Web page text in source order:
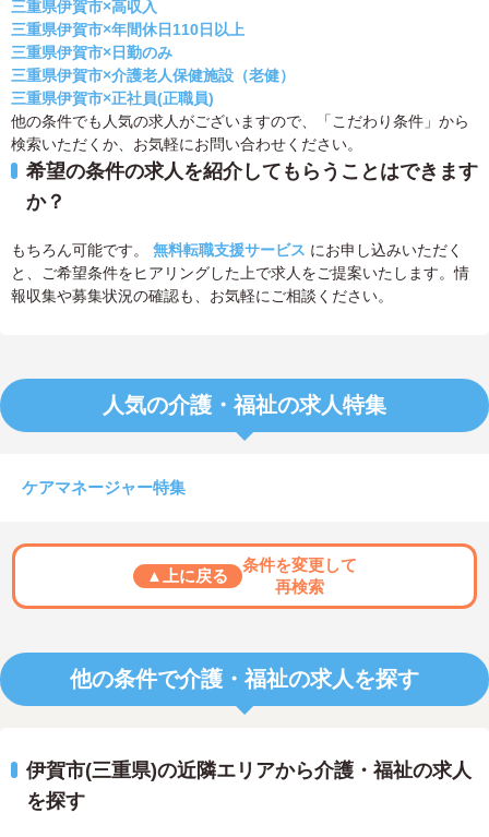
三重県伊賀市×高収入
三重県伊賀市×年間休日110日以上
三重県伊賀市×日勤のみ
三重県伊賀市×介護老人保健施設（老健）
三重県伊賀市×正社員(正職員)
他の条件でも人気の求人がございますので、「こだわり条件」から
検索いただくか、お気軽にお問い合わせください。
希望の条件の求人を紹介してもらうことはできます
か？
もちろん可能です。 無料転職支援サービス にお申し込みいただく
と、ご希望条件をヒアリングした上で求人をご提案いたします。情
報収集や募集状況の確認も、お気軽にご相談ください。
人気の介護・福祉の求人特集
ケアマネージャー特集
▲上に戻る
条件を変更して
再検索
他の条件で介護・福祉の求人を探す
伊賀市(三重県)の近隣エリアから介護・福祉の求人
を探す